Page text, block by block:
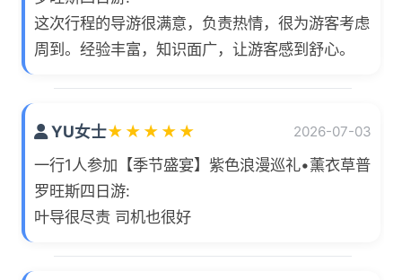
这次行程的导游很满意，负责热情，很为游客考虑
周到。经验丰富，知识面广，让游客感到舒心。
YU女士★ ★ ★ ★ ★ 2026-07-03
一行1人参加【季节盛宴】紫色浪漫巡礼•薰衣草普
罗旺斯四日游:
叶导很尽责 司机也很好